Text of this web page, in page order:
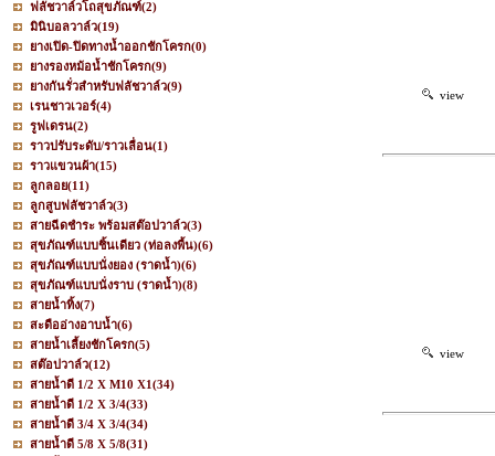
ฟลัชวาล์วโถสุขภัณฑ์(2)
มินิบอลวาล์ว(19)
ยางเปิด-ปิดทางน้ำออกชักโครก(0)
ยางรองหม้อน้ำชักโครก(9)
ยางกันรั่วสำหรับฟลัชวาล์ว(9)
เรนชาวเวอร์(4)
รูฟเดรน(2)
ราวปรับระดับ/ราวเลื่อน(1)
ราวแขวนผ้า(15)
ลูกลอย(11)
ลูกสูบฟลัชวาล์ว(3)
สายฉีดชำระ พร้อมสต๊อปวาล์ว(3)
สุขภัณฑ์แบบชิ้นเดียว (ท่อลงพื้น)(6)
สุขภัณฑ์แบบนั่งยอง (ราดน้ำ)(6)
สุขภัณฑ์แบบนั่งราบ (ราดน้ำ)(8)
สายน้ำทิ้ง(7)
สะดืออ่างอาบน้ำ(6)
สายน้ำเลี้ยงชักโครก(5)
สต๊อปวาล์ว(12)
สายน้ำดี 1/2 X M10 X1(34)
สายน้ำดี 1/2 X 3/4(33)
สายน้ำดี 3/4 X 3/4(34)
สายน้ำดี 5/8 X 5/8(31)
view
view